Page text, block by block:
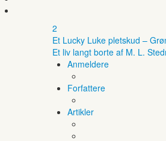
2
Et Lucky Luke pletskud –
Et liv langt borte af M. L.
Anmeldere
Forfattere
Artikler